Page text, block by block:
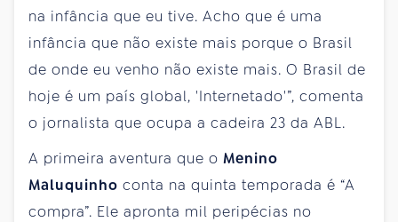
na infância que eu tive. Acho que é uma
infância que não existe mais porque o Brasil
de onde eu venho não existe mais. O Brasil de
hoje é um país global, 'Internetado'”, comenta
o jornalista que ocupa a cadeira 23 da ABL.
A primeira aventura que o Menino
Maluquinho conta na quinta temporada é “A
compra”. Ele apronta mil peripécias no